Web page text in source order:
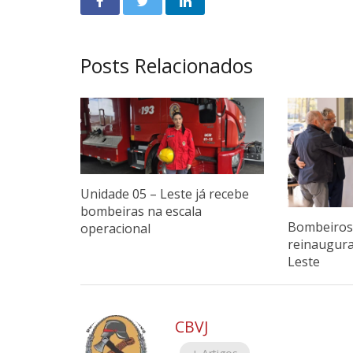
Posts Relacionados
Unidade 05 – Leste já recebe
bombeiras na escala
operacional
Leste
CBVJ